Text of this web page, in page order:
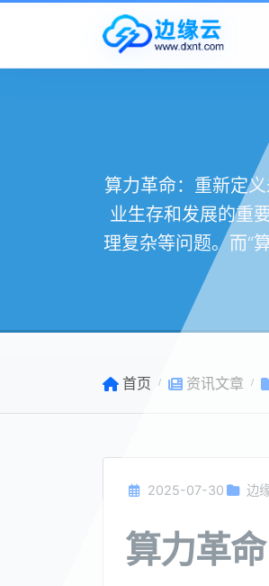
算力革命：重新定
业生存和发展的重
理复杂等问题。而“
首页 资讯文章
2025-07-30 边
算力革